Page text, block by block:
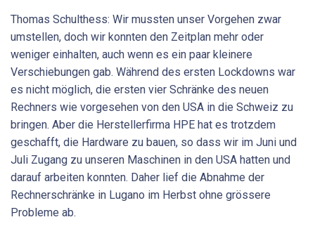
Thomas Schulthess: Wir mussten unser Vorgehen zwar
umstellen, doch wir konnten den Zeitplan mehr oder
weniger einhalten, auch wenn es ein paar kleinere
Verschiebungen gab. Während des ersten Lockdowns war
es nicht möglich, die ersten vier Schränke des neuen
Rechners wie vorgesehen von den USA in die Schweiz zu
bringen. Aber die Herstellerfirma HPE hat es trotzdem
geschafft, die Hardware zu bauen, so dass wir im Juni und
Juli Zugang zu unseren Maschinen in den USA hatten und
darauf arbeiten konnten. Daher lief die Abnahme der
Rechnerschränke in Lugano im Herbst ohne grössere
Probleme ab.